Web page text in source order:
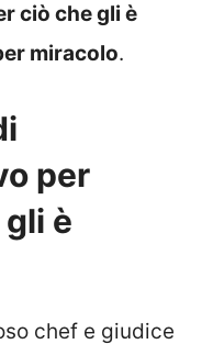
ciò che gli è
miracolo.
per
è
chef e giudice